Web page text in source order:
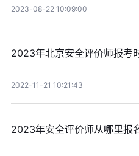
2023-08-22 10:09:00
2023年北京安全评价师报考
2022-11-21 10:21:43
2023年安全评价师从哪里报